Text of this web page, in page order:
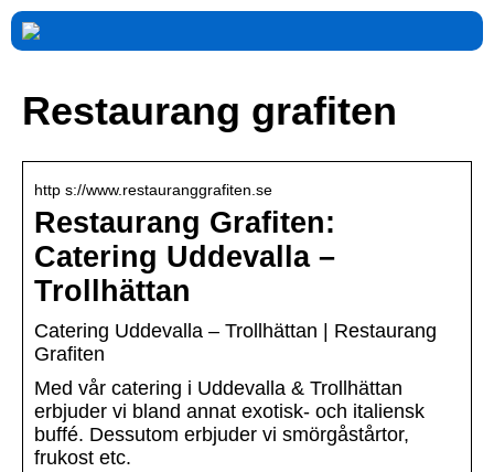
Restaurang grafiten
http s://www.restauranggrafiten.se
Restaurang Grafiten:
Catering Uddevalla –
Trollhättan
Catering Uddevalla – Trollhättan | Restaurang
Grafiten
Med vår catering i Uddevalla & Trollhättan
erbjuder vi bland annat exotisk- och italiensk
buffé. Dessutom erbjuder vi smörgåstårtor,
frukost etc.